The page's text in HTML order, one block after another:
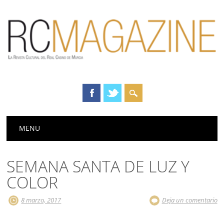
Menú principal
MENU
SEMANA SANTA DE LUZ Y
COLOR
8 marzo, 2017 Deja un comentario